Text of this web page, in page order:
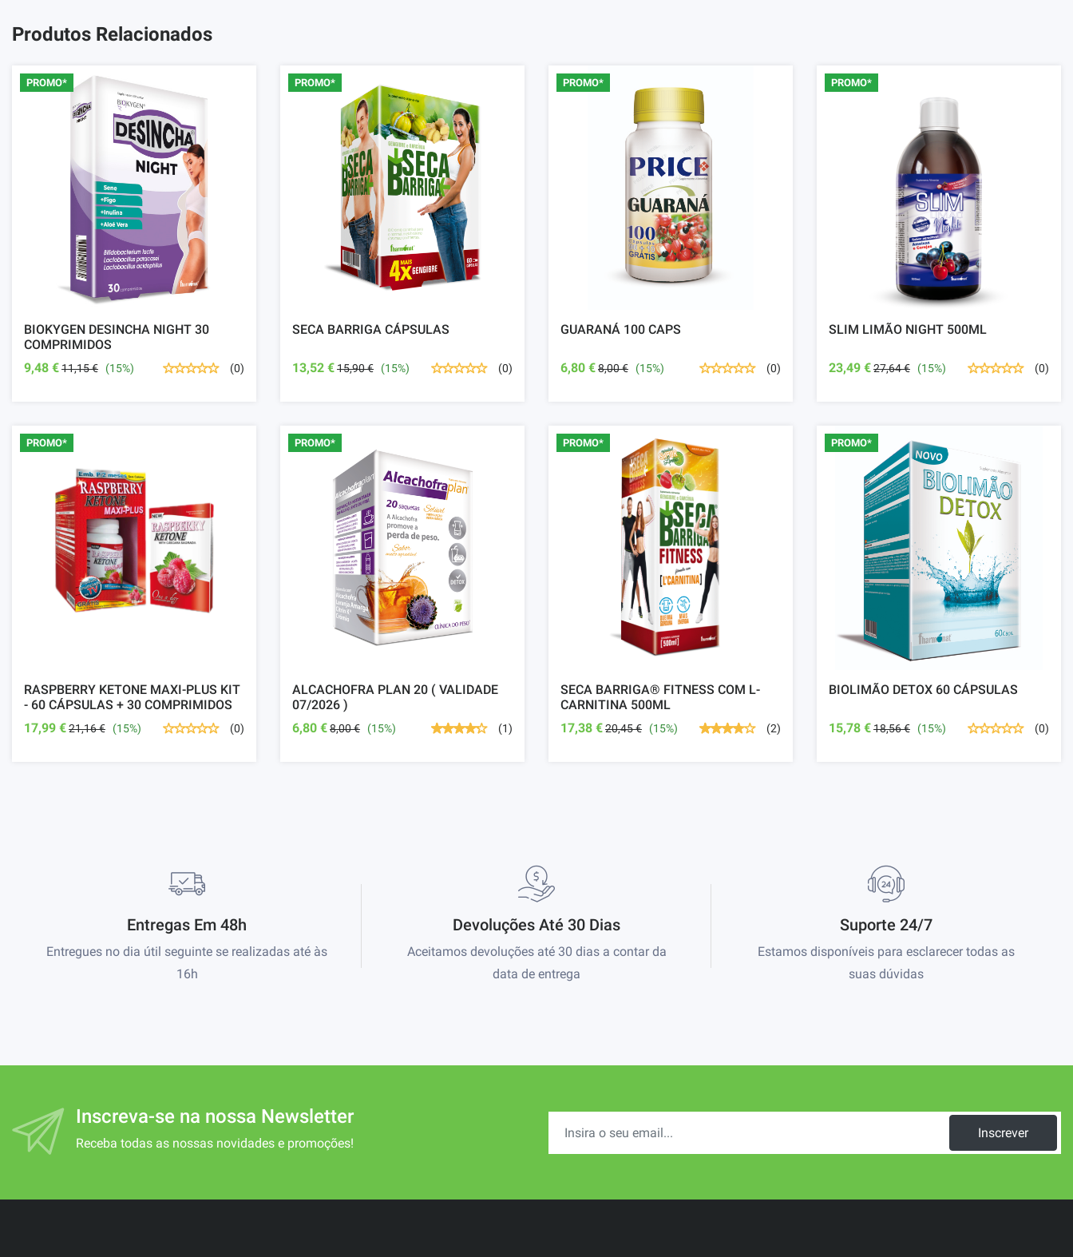
Produtos Relacionados
PROMO*
BIOKYGEN DESINCHA NIGHT 30
COMPRIMIDOS
9,48 €11,15 € (15%) (0)
PROMO*
SECA BARRIGA CÁPSULAS
13,52 €15,90 € (15%) (0)
PROMO*
GUARANÁ 100 CAPS
6,80 €8,00 € (15%) (0)
PROMO*
SLIM LIMÃO NIGHT 500ML
23,49 €27,64 € (15%) (0)
PROMO*
RASPBERRY KETONE MAXI-PLUS KIT
- 60 CÁPSULAS + 30 COMPRIMIDOS
17,99 €21,16 € (15%) (0)
PROMO*
ALCACHOFRA PLAN 20 ( VALIDADE
07/2026 )
6,80 €8,00 € (15%) (1)
PROMO*
SECA BARRIGA® FITNESS COM L-
CARNITINA 500ML
17,38 €20,45 € (15%) (2)
PROMO*
BIOLIMÃO DETOX 60 CÁPSULAS
15,78 €18,56 € (15%) (0)
Entregas Em 48h
Entregues no dia útil seguinte se realizadas até às
16h
Devoluções Até 30 Dias
Aceitamos devoluções até 30 dias a contar da
data de entrega
Suporte 24/7
Estamos disponíveis para esclarecer todas as
suas dúvidas
Inscreva-se na nossa Newsletter
Receba todas as nossas novidades e promoções!
Inscrever